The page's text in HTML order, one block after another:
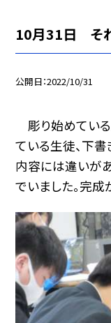
10月31日 そ
公開日 2022/10/31
彫り始めてい
ている生徒、下
内容には違いが
でいました。完